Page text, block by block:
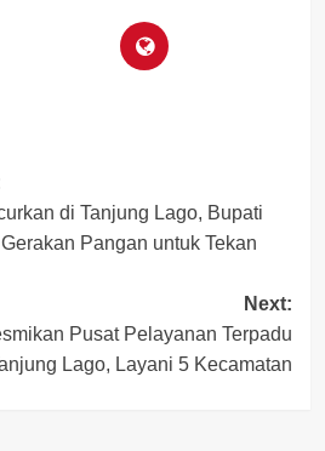
di Tanjung Lago, Bupati
Pangan untuk Tekan
Next:
Pusat Pelayanan Terpadu
Lago, Layani 5 Kecamatan